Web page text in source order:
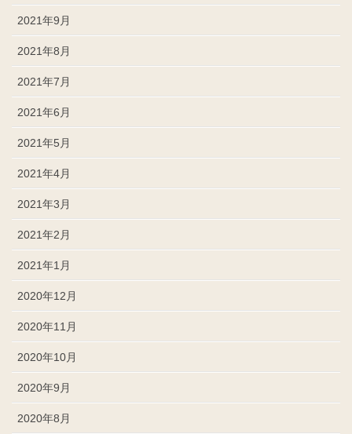
2021年9月
2021年8月
2021年7月
2021年6月
2021年5月
2021年4月
2021年3月
2021年2月
2021年1月
2020年12月
2020年11月
2020年10月
2020年9月
2020年8月